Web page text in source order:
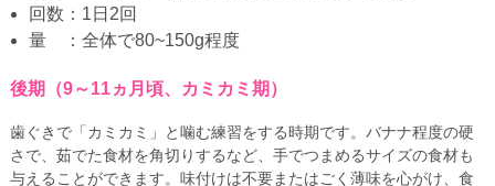
回数：1日2回
量 ：全体で80~150g程度
後期（9～11ヵ月頃、カミカミ期）
歯ぐきで「カミカミ」と噛む練習をする時期です。バナナ程度の硬
さで、茹でた食材を角切りするなど、手でつまめるサイズの食材も
与えることができます。味付けは不要またはごく薄味を心がけ、食